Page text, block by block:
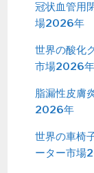
冠状血管用
場2026年
世界の酸化
市場2026年
脂漏性皮膚
2026年
世界の車椅
ーター市場